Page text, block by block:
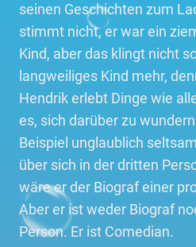
seinen Geschichten zum
stimmt nicht, er war ein
Kind, aber das klingt nicht
langweiliges Kind mehr,
Hendrik erlebt Dinge wie
es, sich darüber zu
Beispiel unglaublich
über sich in der dritten
wäre er der Biograf einer
Aber er ist weder Biograf
Person. Er ist Comedian.